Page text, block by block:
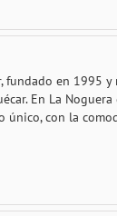
fundado en 1995
En La
con la